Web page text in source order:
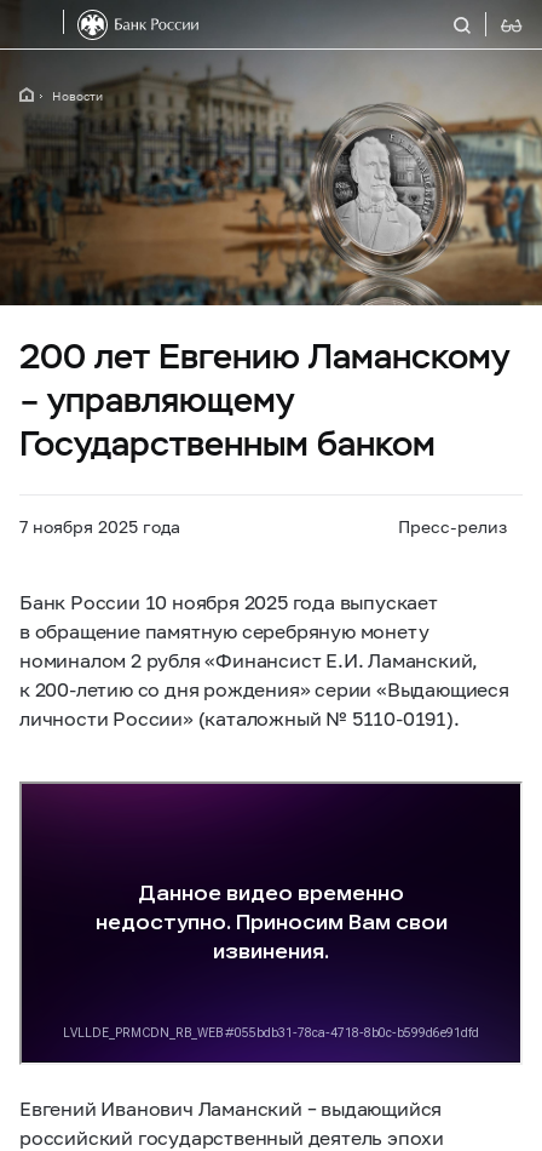
Новости
200 лет Евгению Ламанскому
– управляющему
Государственным банком
7 ноября 2025 года Пресс-релиз
Банк России 10 ноября 2025 года выпускает
в обращение памятную серебряную монету
номиналом 2 рубля «Финансист Е.И. Ламанский,
к 200-летиюсо дня рождения» серии «Выдающиеся
личности России» (каталожный № 5110-0191).
Евгений Иванович Ламанский – выдающийся
российский государственный деятель эпохи